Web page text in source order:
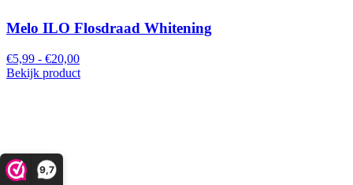
9,7
Melo ILO Flosdraad Whitening
€5,99 - €20,00
Bekijk product